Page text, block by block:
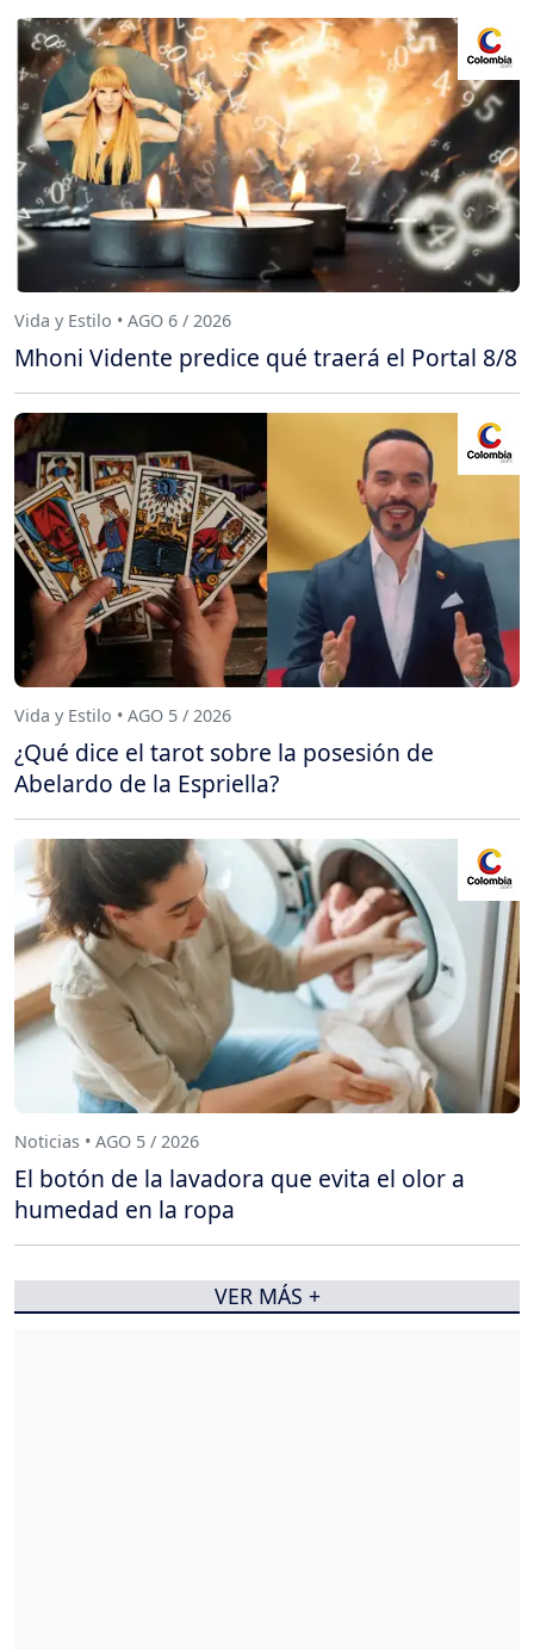
Vida y Estilo • AGO 6 / 2026
Mhoni Vidente predice qué traerá el Portal 8/8
Vida y Estilo • AGO 5 / 2026
¿Qué dice el tarot sobre la posesión de
Abelardo de la Espriella?
Noticias • AGO 5 / 2026
El botón de la lavadora que evita el olor a
humedad en la ropa
VER MÁS +